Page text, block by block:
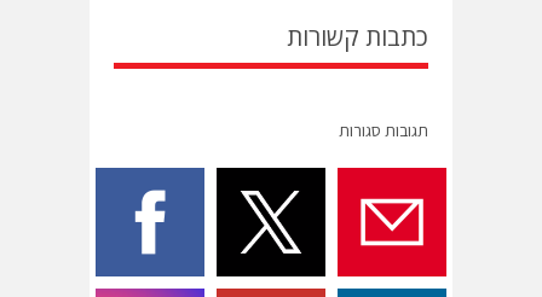
כתבות קשורות
תגובות סגורות